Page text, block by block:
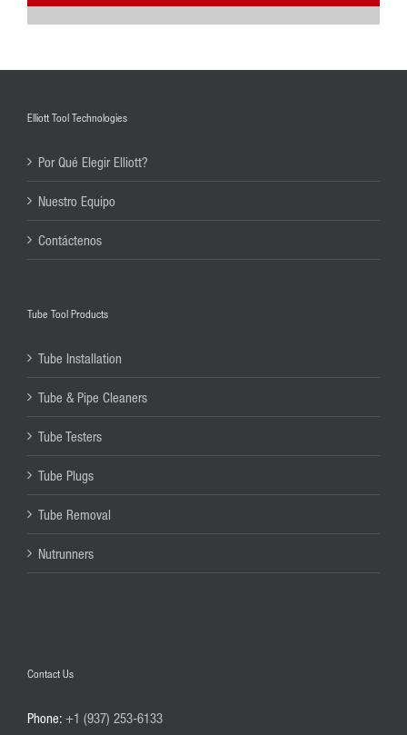
Elliott Tool Technologies
Por Qué Elegir Elliott?
Nuestro Equipo
Contáctenos
Tube Tool Products
Tube Installation
Tube & Pipe Cleaners
Tube Testers
Tube Plugs
Tube Removal
Nutrunners
Contact Us
Phone: +1 (937) 253-6133